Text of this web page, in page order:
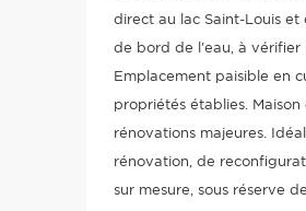
direct au lac Saint-Louis et
de bord de l'eau, à vérifier
Emplacement paisible en
propriétés établies.
rénovations majeures.
rénovation, de
sur mesure, sous réserve